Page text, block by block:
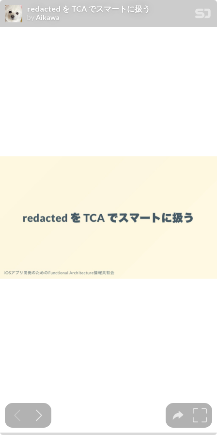
redacted を TCA でスマートに扱う
by Aikawa